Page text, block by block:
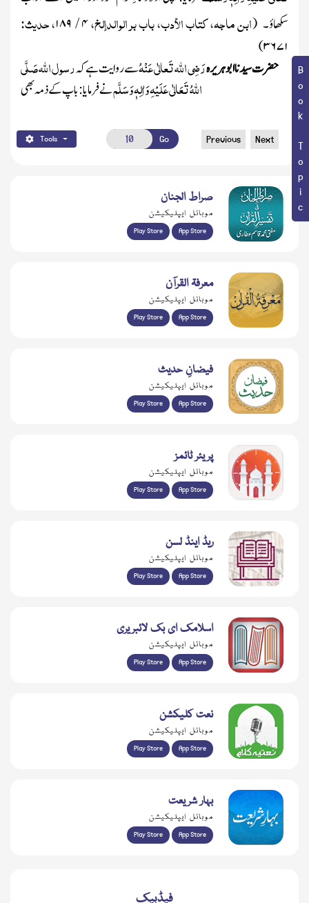
Book Topic
سکھاؤ۔ (ابن ماجہ، کتاب الأدب، باب بر الوالدإلخ،۴ / ۱۸۹، حدیث:
۳۶۷۱)
حضرت سیدناابوہریرہرَضِی اللہ تَعالٰی عَنْہُسے روایت ہے کہرسول اللہصَلَّی
اللہُ تَعَالٰی عَلَیْہِ وَاٰلِہٖ وَسَلَّمنے فرمایا: باپ کے ذمہ بھی
Tools Go Previous Next
صراط الجنان
موبائل ایپلیکیشن
Play Store App Store
معرفۃ القرآن
موبائل ایپلیکیشن
Play Store App Store
فیضانِ حدیث
موبائل ایپلیکیشن
Play Store App Store
پریئر ٹائمز
موبائل ایپلیکیشن
Play Store App Store
ریڈ اینڈ لسن
موبائل ایپلیکیشن
Play Store App Store
اسلامک ای بک لائبریری
موبائل ایپلیکیشن
Play Store App Store
نعت کلیکشن
موبائل ایپلیکیشن
Play Store App Store
بہار شریعت
موبائل ایپلیکیشن
Play Store App Store
فیڈبیک